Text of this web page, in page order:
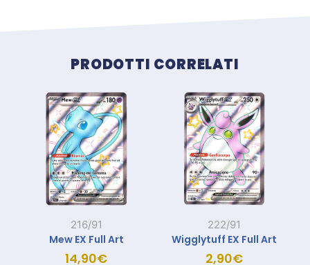
PRODOTTI CORRELATI
216/91
Mew EX Full Art
14,90€
222/91
Wigglytuff EX Full Art
2,90€